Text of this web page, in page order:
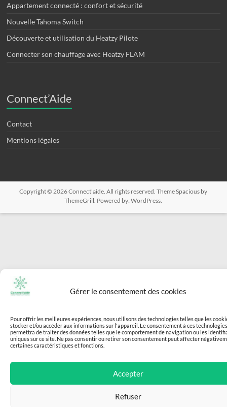
Gérer le consentement des cookies
Pour offrir les meilleures expériences, nous utilisons des technologies telles que les
stocker et/ou accéder aux informations sur l'appareil. Le consentement à ces
permettra de traiter des données telles que le comportement de navigation ou les
uniques sur ce site. Ne pas consentir ou retirer son consentement peut affecter
certaines caractéristiques et fonctions.
Accepter
Refuser
Appartement connecté : confort et sécurité
Nouvelle Tahoma Switch
Découverte et utilisation du Heatzy Pilote
Connecter son chauffage avec Heatzy FLAM
Connect’Aide
Contact
Mentions légales
Copyright © 2026Connect'aide . All rights reserved. ThemeSpacious by
ThemeGrill. Powered by:WordPress